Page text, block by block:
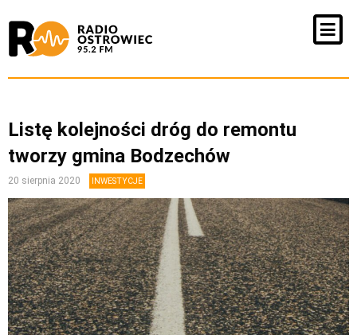
Listę kolejności dróg do remontu
tworzy gmina Bodzechów
20 sierpnia 2020 INWESTYCJE